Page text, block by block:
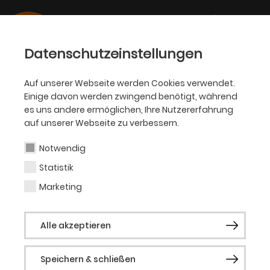
Datenschutzeinstellungen
Auf unserer Webseite werden Cookies verwendet.
Einige davon werden zwingend benötigt, während
es uns andere ermöglichen, Ihre Nutzererfahrung
auf unserer Webseite zu verbessern.
Notwendig
Statistik
Marketing
Alle akzeptieren
Speichern & schließen
OPER
Nathalie Meusel
Tänzerin (Gast)
Die Kölner Tänzerin Nathalie Meusel
begann ihre Tanzkarriere im
Leistungssport. Im Showdance konnte sie
sowohl in der Gruppe als auch als Solistin